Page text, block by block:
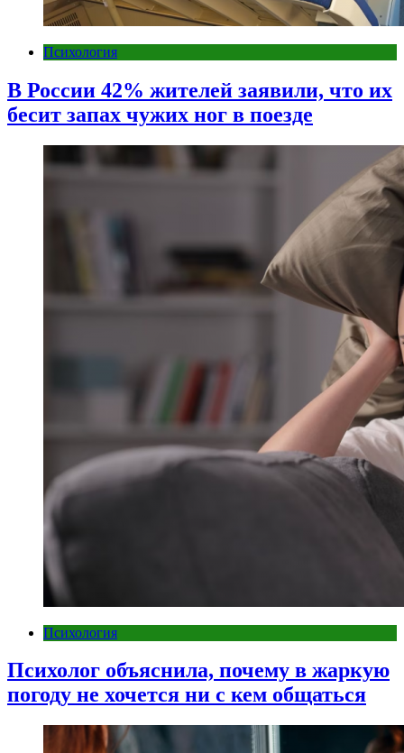
Психология
В России 42% жителей заявили, что их
бесит запах чужих ног в поезде
Психология
Психолог объяснила, почему в жаркую
погоду не хочется ни с кем общаться